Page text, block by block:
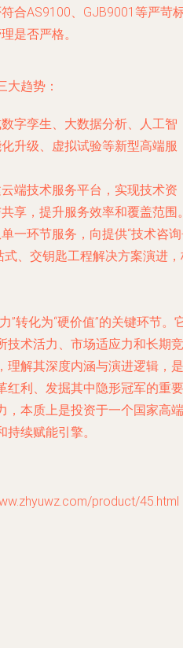
符合AS9100、GJB9001等严苛
是否严格。
大趋势：
数字孪生、大数据分析、人工智
升级、虚拟试验等新型高端服
云端技术服务平台，实现技术资
享，提升服务效率和覆盖范围
单一环节服务，向提供“技术咨
式、交钥匙工程解决方案演进
”转化为“硬价值”的关键环节。
技术活力、市场适应力和长期竞
理解其深度内涵与演进逻辑，是
红利、发掘其中隐形冠军的重要
，本质上是投资于一个国家高端
续赋能引擎。
product/45.html